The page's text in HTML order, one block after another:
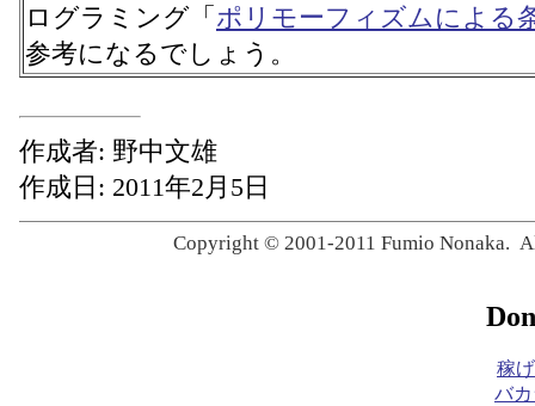
ログラミング「 ポリモーフィズムによる
参考になるでしょう。
作成者: 野中文雄
作成日: 2011年2月5日
Copyright © 2001-2011 Fumio Nonaka.
稼
バ